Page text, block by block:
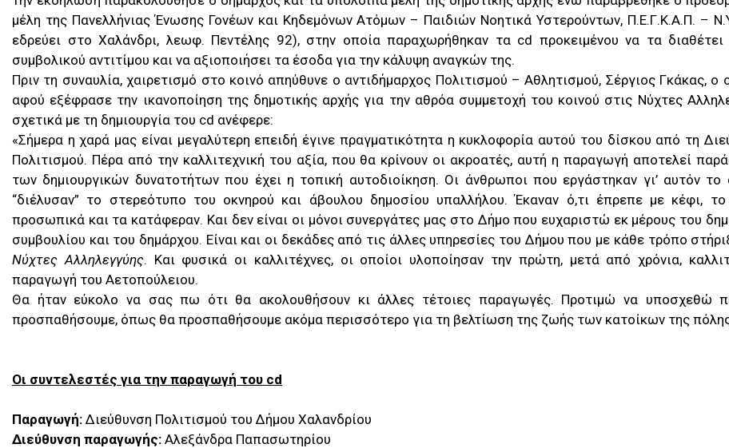
μέλη της Πανελλήνιας Ένωσης Γονέων και Κηδεμόνων Ατόμων – Παιδιών Νοητικά Υστερούντων, Π.Ε.Γ.Κ.Α.Π. –
εδρεύει στο Χαλάνδρι, λεωφ. Πεντέλης 92), στην οποία παραχωρήθηκαν τα cd προκειμένου να τα διαθέτει
συμβολικού αντιτίμου και να αξιοποιήσει τα έσοδα για την κάλυψη αναγκών της.
Πριν τη συναυλία, χαιρετισμό στο κοινό απηύθυνε ο αντιδήμαρχος Πολιτισμού – Αθλητισμού, Σέργιος Γκάκας, ο
αφού εξέφρασε την ικανοποίηση της δημοτικής αρχής για την αθρόα συμμετοχή του κοινού στις Νύχτες
σχετικά με τη δημιουργία του cd ανέφερε:
«Σήμερα η χαρά μας είναι μεγαλύτερη επειδή έγινε πραγματικότητα η κυκλοφορία αυτού του δίσκου από τη
Πολιτισμού. Πέρα από την καλλιτεχνική του αξία, που θα κρίνουν οι ακροατές, αυτή η παραγωγή αποτελεί
των δημιουργικών δυνατοτήτων που έχει η τοπική αυτοδιοίκηση. Οι άνθρωποι που εργάστηκαν γι’ αυτόν το
“διέλυσαν” το στερεότυπο του οκνηρού και άβουλου δημοσίου υπαλλήλου. Έκαναν ό,τι έπρεπε με κέφι,
προσωπικά και τα κατάφεραν. Και δεν είναι οι μόνοι συνεργάτες μας στο Δήμο που ευχαριστώ εκ μέρους του
συμβουλίου και του δημάρχου. Είναι και οι δεκάδες από τις άλλες υπηρεσίες του Δήμου που με κάθε τρόπο
Νύχτες Αλληλεγγύης. Και φυσικά οι καλλιτέχνες, οι οποίοι υλοποίησαν την πρώτη, μετά από χρόνια,
παραγωγή του Αετοπούλειου.
Θα ήταν εύκολο να σας πω ότι θα ακολουθήσουν κι άλλες τέτοιες παραγωγές. Προτιμώ να υποσχεθώ
προσπαθήσουμε, όπως θα προσπαθήσουμε ακόμα περισσότερο για τη βελτίωση της ζωής των κατοίκων της
Οι συντελεστές για την παραγωγή του cd
Παραγωγή: Διεύθυνση Πολιτισμού του Δήμου Χαλανδρίου
Διεύθυνση παραγωγής: Αλεξάνδρα Παπασωτηρίου